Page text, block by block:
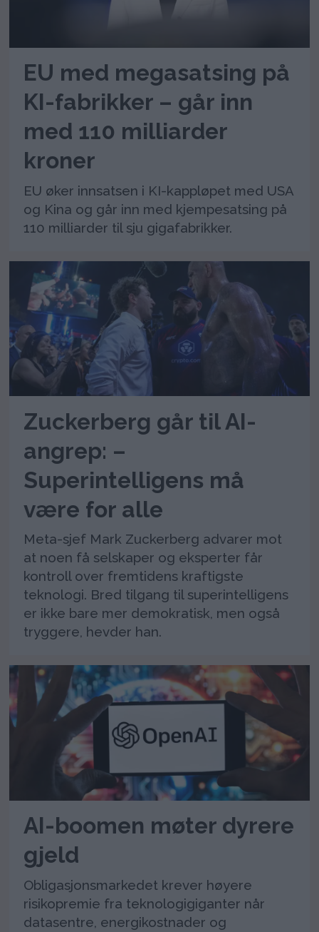
EU med megasatsing på
KI-fabrikker – går inn
med 110 milliarder
kroner
EU øker innsatsen i KI-kappløpet med USA
og Kina og går inn med kjempesatsing på
110 milliarder til sju gigafabrikker.
Zuckerberg går til AI-
angrep: –
Superintelligens må
være for alle
Meta-sjef Mark Zuckerberg advarer mot
at noen få selskaper og eksperter får
kontroll over fremtidens kraftigste
teknologi. Bred tilgang til superintelligens
er ikke bare mer demokratisk, men også
tryggere, hevder han.
AI-boomen møter dyrere
gjeld
Obligasjonsmarkedet krever høyere
risikopremie fra teknologigiganter når
datasentre, energikostnader og